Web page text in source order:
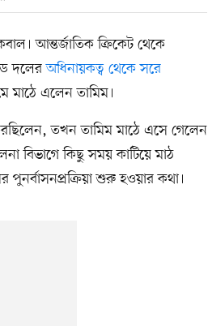
আন্তর্জাতিক ক্রিকেট থেকে
দলেরঅধিনায়কত্ব থেকে সরে
মাঠে এলেন তামিম।
তখন তামিম মাঠে এসে গেলেন
বিভাগে কিছু সময় কাটিয়ে মাঠ
শুরু হওয়ার কথা।